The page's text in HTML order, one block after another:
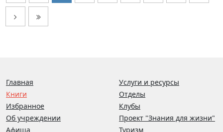
Главная
Книги
Избранное
Об учреждении
Афиша
Услуги и ресурсы
Отделы
Клубы
Проект "Знания для жизни"
Туризм